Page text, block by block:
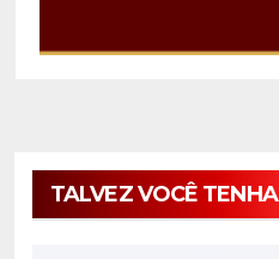
TALVEZ VOCÊ